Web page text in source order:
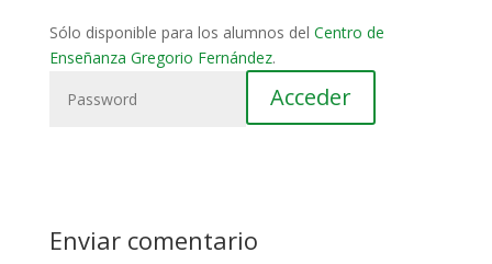
Sólo disponible para los alumnos del Centro de
Enseñanza Gregorio Fernández.
Enviar comentario